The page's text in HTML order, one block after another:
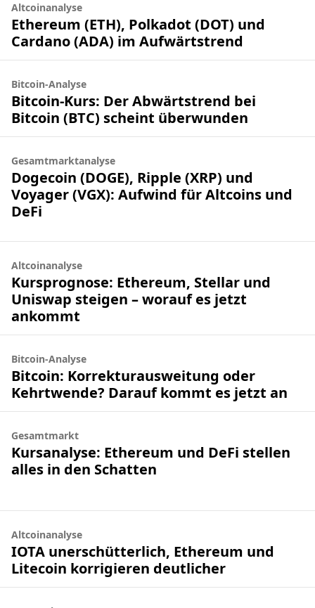
Altcoinanalyse
Ethereum (ETH), Polkadot (DOT) und
Cardano (ADA) im Aufwärtstrend
Bitcoin-Analyse
Bitcoin-Kurs: Der Abwärtstrend bei
Bitcoin (BTC) scheint überwunden
Gesamtmarktanalyse
Dogecoin (DOGE), Ripple (XRP) und
Voyager (VGX): Aufwind für Altcoins und
DeFi
Altcoinanalyse
Kursprognose: Ethereum, Stellar und
Uniswap steigen – worauf es jetzt
ankommt
Bitcoin-Analyse
Bitcoin: Korrekturausweitung oder
Kehrtwende? Darauf kommt es jetzt an
Gesamtmarkt
Kursanalyse: Ethereum und DeFi stellen
alles in den Schatten
Altcoinanalyse
IOTA unerschütterlich, Ethereum und
Litecoin korrigieren deutlicher